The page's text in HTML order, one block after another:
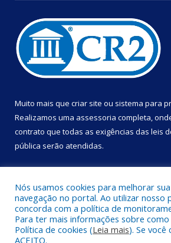
Muito mais que criar site ou sistema para
Realizamos uma assessoria completa,
contrato que todas as exigências das leis
pública serão atendidas.
Todos os direitos reservados a
Nós usamos cookies para melhorar
navegação no portal. Ao utilizar nosso
concorda com a política de
Para ter mais informações sobre
Política de cookies (Leia mais). Se você
ACEITO.